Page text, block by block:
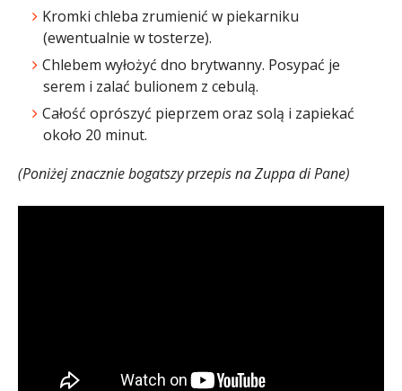
Kromki chleba zrumienić w piekarniku
(ewentualnie w tosterze).
Chlebem wyłożyć dno brytwanny. Posypać je
serem i zalać bulionem z cebulą.
Całość oprószyć pieprzem oraz solą i zapiekać
około 20 minut.
(Poniżej znacznie bogatszy przepis na Zuppa di Pane)